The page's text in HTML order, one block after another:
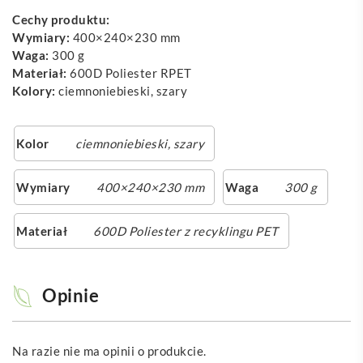
Cechy produktu:
Wymiary: 400×240×230 mm
Waga: 300 g
Materiał: 600D Poliester RPET
Kolory: ciemnoniebieski, szary
Kolor ciemnoniebieski, szary
Wymiary 400×240×230 mm Waga 300 g
Materiał 600D Poliester z recyklingu PET
Opinie
Na razie nie ma opinii o produkcie.